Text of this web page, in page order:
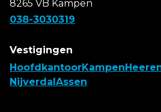
8265 VB Kampen
038-3030319
Vestigingen
HoofdkantoorKampen
Nijverdal Assen